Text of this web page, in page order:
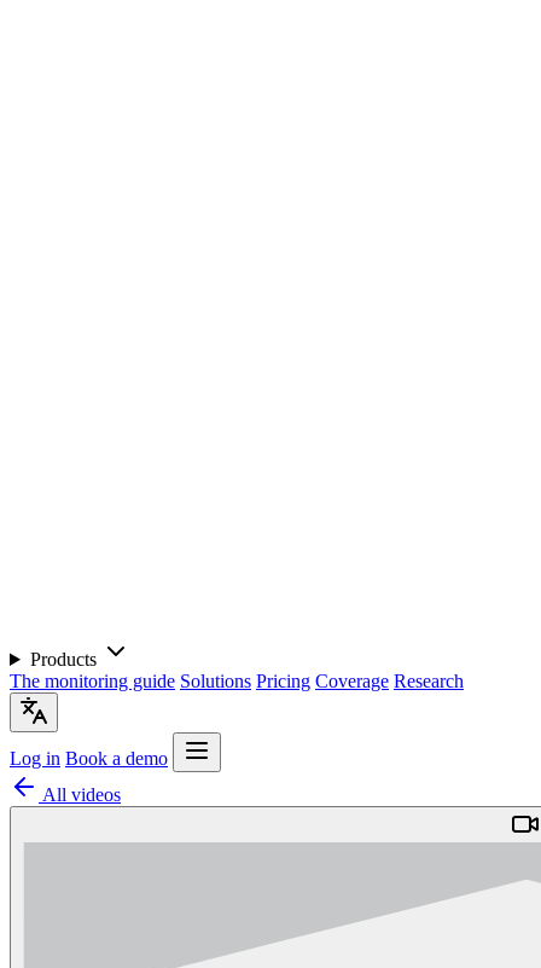
Products
The monitoring guide Solutions Pricing Coverage Research
Log in Book a demo
All videos